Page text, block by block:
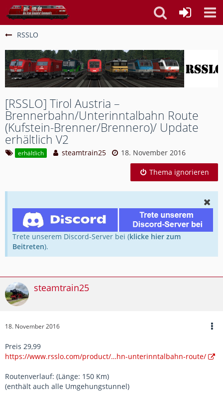
RSSLO
[RSSLO] Tirol Austria –
Brennerbahn/Unterinntalbahn Route
(Kufstein-Brenner/Brennero)/ Update
erhältlich V2
erhältlich steamtrain25 18. November 2016
Thema ignorieren
Trete unserem Discord-Server bei (klicke hier zum
Beitreten).
steamtrain25
18. November 2016
Preis 29,99
https://www.rsslo.com/product/…hn-unterinntalbahn-route/
Routenverlauf: (Länge: 150 Km)
(enthält auch alle Umgehungstunnel)